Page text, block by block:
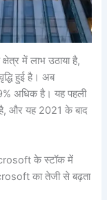
में लाभ उठाया है,
हुई है। अब
अधिक है। यह पहली
और यह 2021 के बाद
के स्टॉक में
का तेजी से बढ़ता